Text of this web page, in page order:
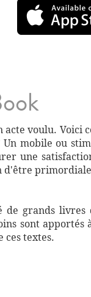
voulu. Voici
mobile ou
une
d'être
de grands
sont
ces textes.